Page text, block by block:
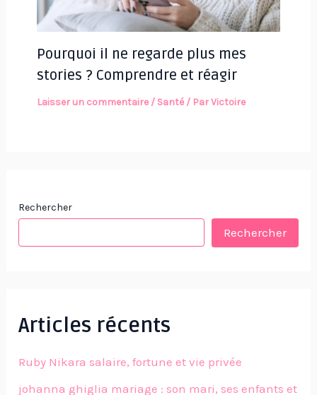
Pourquoi il ne regarde plus mes
stories ? Comprendre et réagir
Laisser un commentaire / Santé/ ParVictoire
Rechercher
Rechercher
Articles récents
Ruby Nikara salaire, fortune et vie privée
johanna ghiglia mariage : son mari, ses enfants et